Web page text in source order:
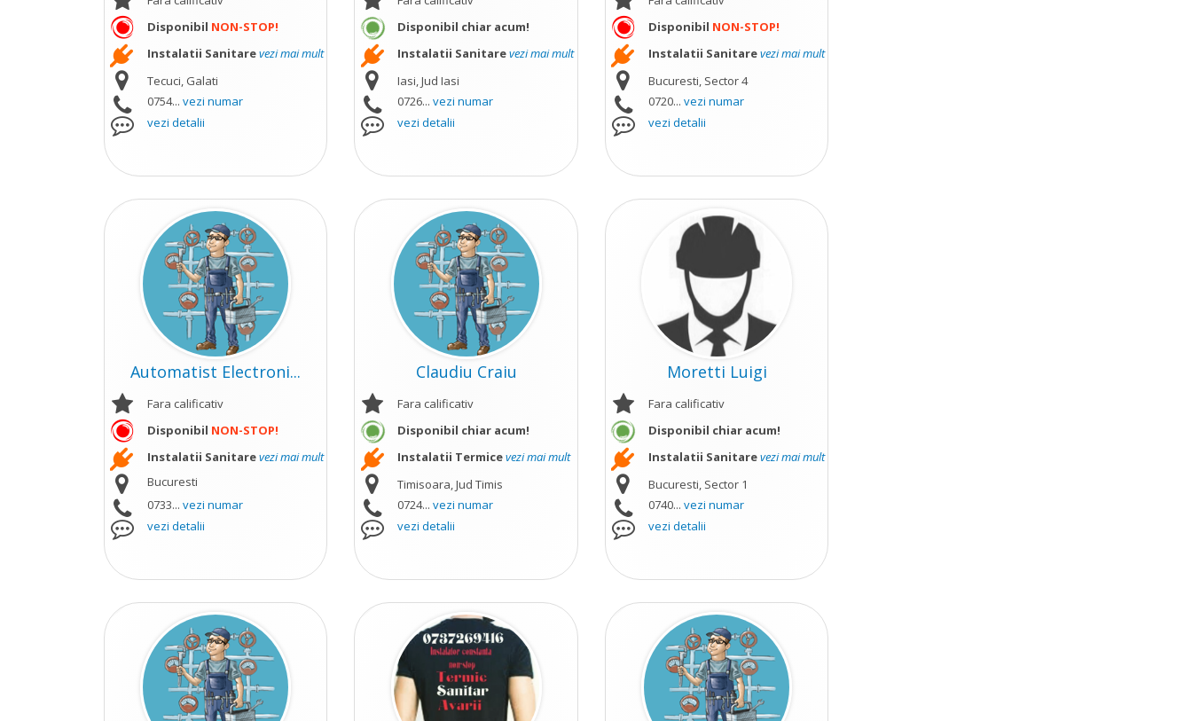
Disponibil NON-STOP!
Instalatii Sanitarevezi mai mult
Tecuci, Galati
0754... vezi numar
vezi detalii
Disponibil chiar acum!
Instalatii Sanitarevezi mai mult
Iasi, Jud Iasi
0726...vezi numar
vezi detalii
Disponibil NON-STOP!
Instalatii Sanitarevezi mai mult
Bucuresti, Sector 4
0720... vezi numar
vezi detalii
Automatist Electroni...
Fara calificativ
Disponibil NON-STOP!
Instalatii Sanitarevezi mai mult
Bucuresti
0733... vezi numar
vezi detalii
Claudiu Craiu
Fara calificativ
Disponibil chiar acum!
Instalatii Termicevezi mai mult
Timisoara, Jud Timis
0724...vezi numar
vezi detalii
Moretti Luigi
Fara calificativ
Disponibil chiar acum!
Instalatii Sanitarevezi mai mult
Bucuresti, Sector 1
0740... vezi numar
vezi detalii